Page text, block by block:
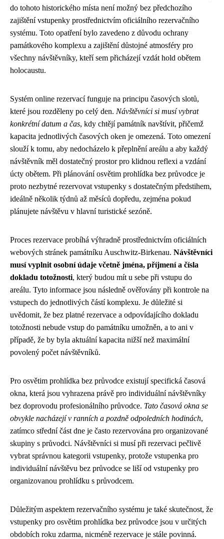
do tohoto historického místa není možný bez předchozího
zajištění vstupenky prostřednictvím oficiálního rezervačního
systému. Toto opatření bylo zavedeno z důvodu ochrany
památkového komplexu a zajištění důstojné atmosféry pro
všechny návštěvníky, kteří sem přicházejí vzdát hold obětem
holocaustu.
Systém online rezervací funguje na principu časových slotů,
které jsou rozděleny po celý den. Návštěvníci si musí vybrat
konkrétní datum a čas, kdy chtějí památník navštívit, přičemž
kapacita jednotlivých časových oken je omezená. Toto omezení
slouží k tomu, aby nedocházelo k přeplnění areálu a aby každý
návštěvník měl dostatečný prostor pro klidnou reflexi a vzdání
úcty obětem. Při plánování osvětim prohlídka bez průvodce je
proto nezbytné rezervovat vstupenky s dostatečným předstihem,
ideálně několik týdnů až měsíců dopředu, zejména pokud
plánujete návštěvu v hlavní turistické sezóně.
Proces rezervace probíhá výhradně prostřednictvím oficiálních
webových stránek památníku Auschwitz-Birkenau. Návštěvníci
musí vyplnit osobní údaje včetně jména, příjmení a čísla
dokladu totožnosti, který budou mít u sebe při vstupu do
areálu. Tyto informace jsou následně ověřovány při kontrole na
vstupech do jednotlivých částí komplexu. Je důležité si
uvědomit, že bez platné rezervace a odpovídajícího dokladu
totožnosti nebude vstup do památníku umožněn, a to ani v
případě, že by byla aktuální kapacita nižší než maximální
povolený počet návštěvníků.
Pro osvětim prohlídka bez průvodce existují specifická časová
okna, která jsou vyhrazena právě pro individuální návštěvníky
bez doprovodu profesionálního průvodce. Tato časová okna se
obvykle nacházejí v ranních a pozdně odpoledních hodinách,
zatímco střední část dne je často rezervována pro organizované
skupiny s průvodci. Návštěvníci si musí při rezervaci pečlivě
vybrat správnou kategorii vstupenky, protože vstupenka pro
individuální návštěvu bez průvodce se liší od vstupenky pro
organizovanou prohlídku s průvodcem.
Důležitým aspektem rezervačního systému je také skutečnost, že
vstupenky pro osvětim prohlídka bez průvodce jsou v určitých
obdobích roku zdarma, nicméně rezervace je stále povinná.